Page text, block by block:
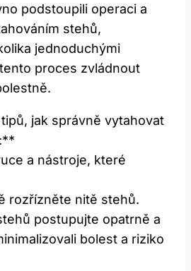
podstoupili operaci a
stehů,
jednoduchými
proces zvládnout
jak správně vytahovat
a nástroje, které
rozřízněte nitě stehů.
postupujte opatrně a
bolest a riziko